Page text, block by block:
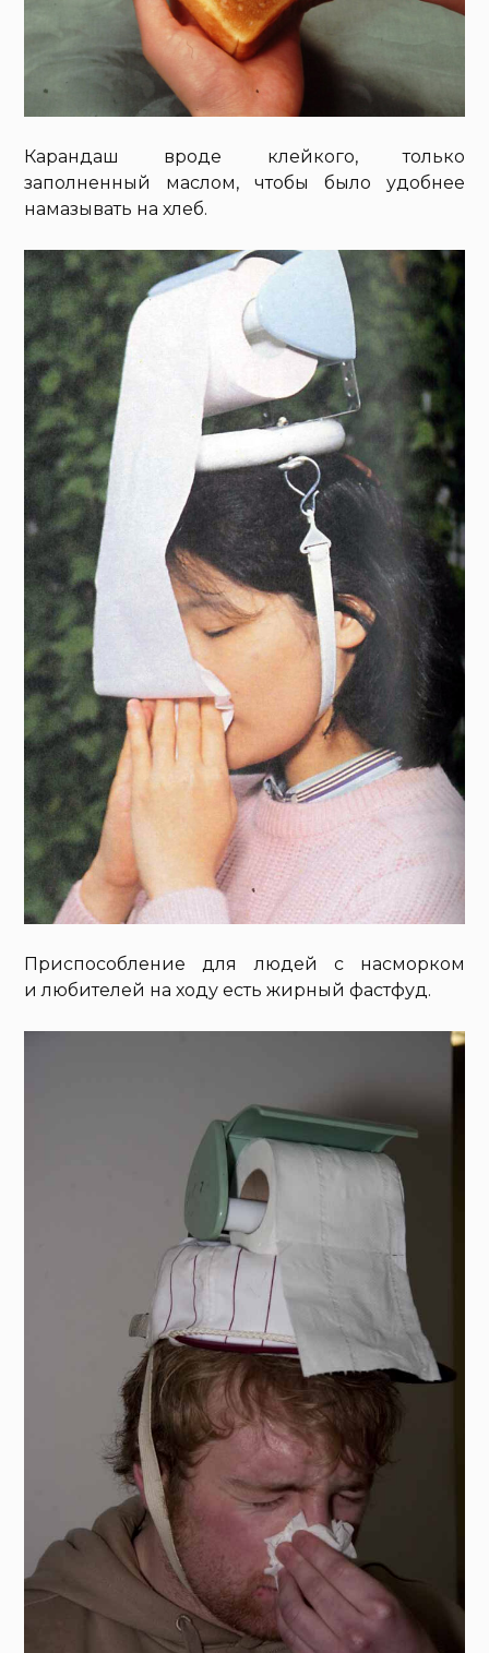
Карандаш вроде клейкого, только
заполненный маслом, чтобы было удобнее
намазывать на хлеб.
Приспособление для людей с насморком
и любителей на ходу есть жирный фастфуд.